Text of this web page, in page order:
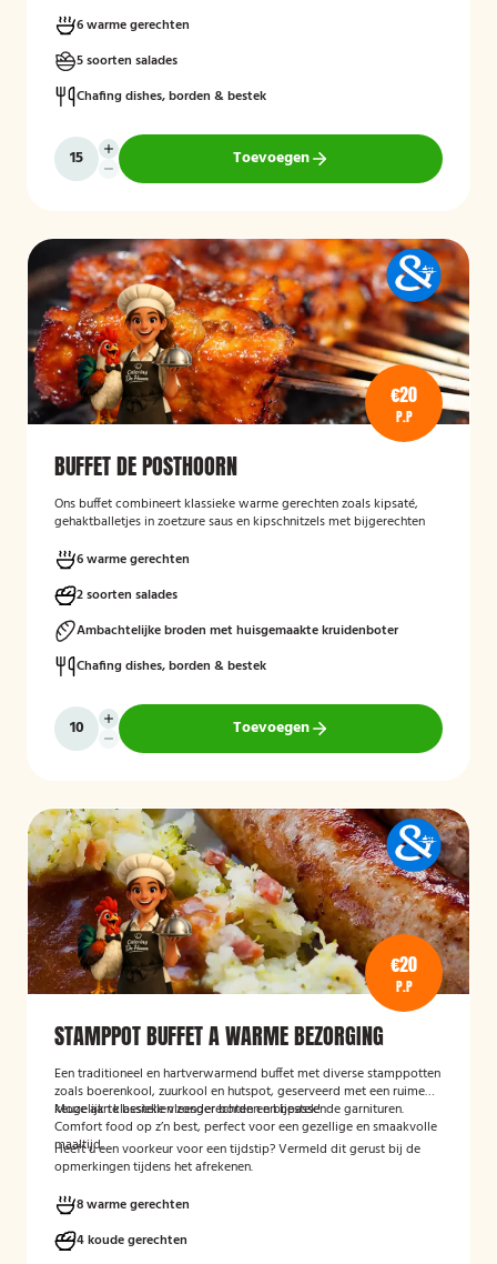
6 warme gerechten
5 soorten salades
Chafing dishes, borden & bestek
Toevoegen
€20
P.P
BUFFET DE POSTHOORN
Ons buffet combineert klassieke warme gerechten zoals kipsaté,
gehaktballetjes in zoetzure saus en kipschnitzels met bijgerechten
frisse rauwkost, gemengde salades en vers brood met kruidenboter
voor een compleet en smaakvol geheel.
Mogelijk te bestellen zonder borden en bestek!
6 warme gerechten
2 soorten salades
Ambachtelijke broden met huisgemaakte kruidenboter
Chafing dishes, borden & bestek
Toevoegen
€20
P.P
STAMPPOT BUFFET A WARME BEZORGING
Een traditioneel en hartverwarmend buffet met diverse stamppotten
zoals boerenkool, zuurkool en hutspot, geserveerd met een ruime
keuze aan klassieke vleesgerechten en bijpassende garnituren.
Comfort food op z’n best, perfect voor een gezellige en smaakvolle
maaltijd.
Mogelijk te bestellen zonder borden en bestek!
Heeft u een voorkeur voor een tijdstip? Vermeld dit gerust bij de
opmerkingen tijdens het afrekenen.
8 warme gerechten
4 koude gerechten